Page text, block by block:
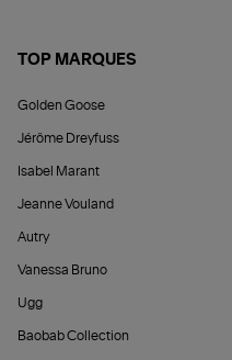
TOP MARQUES
Golden Goose
Jérôme Dreyfuss
Isabel Marant
Jeanne Vouland
Autry
Vanessa Bruno
Ugg
Baobab Collection